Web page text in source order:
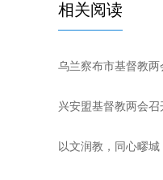
相关阅读
乌兰察布市基督教两
兴安盟基督教两会
以文润教，同心疁城